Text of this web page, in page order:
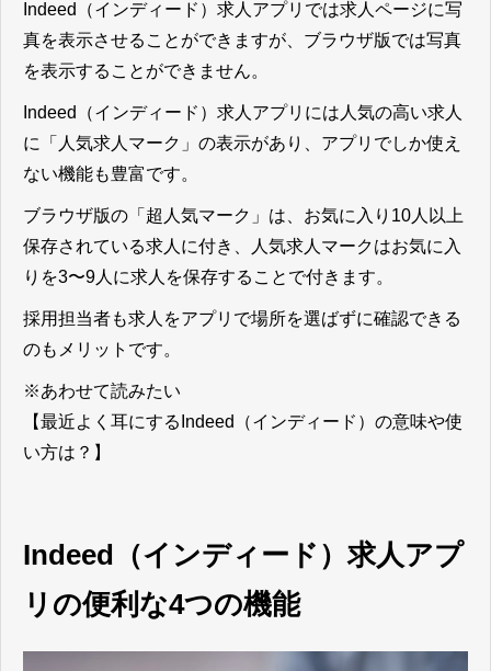
Indeed（インディード）求人アプリでは求人ページに写
真を表示させることができますが、ブラウザ版では写真
を表示することができません。
Indeed（インディード）求人アプリには人気の高い求人
に「人気求人マーク」の表示があり、アプリでしか使え
ない機能も豊富です。
ブラウザ版の「超人気マーク」は、お気に入り10人以上
保存されている求人に付き、人気求人マークはお気に入
りを3〜9人に求人を保存することで付きます。
採用担当者も求人をアプリで場所を選ばずに確認できる
のもメリット です。
※あわせて読みたい
【最近よく耳にするIndeed（インディード）の意味や使
い方は？】
Indeed（インディード）求人アプ
リの便利な4つの機能